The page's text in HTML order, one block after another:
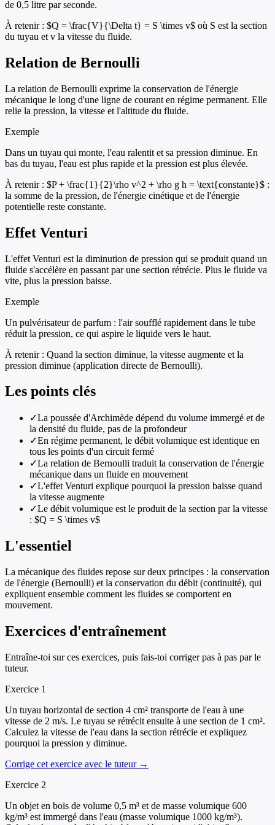
de 0,5 litre par seconde.
À retenir : $Q = \frac{V}{\Delta t} = S \times v$ où S est la section
du tuyau et v la vitesse du fluide.
Relation de Bernoulli
La relation de Bernoulli exprime la conservation de l'énergie
mécanique le long d'une ligne de courant en régime permanent. Elle
relie la pression, la vitesse et l'altitude du fluide.
Exemple
Dans un tuyau qui monte, l'eau ralentit et sa pression diminue. En
bas du tuyau, l'eau est plus rapide et la pression est plus élevée.
À retenir : $P + \frac{1}{2}\rho v^2 + \rho g h = \text{constante}$ :
la somme de la pression, de l'énergie cinétique et de l'énergie
potentielle reste constante.
Effet Venturi
L'effet Venturi est la diminution de pression qui se produit quand un
fluide s'accélère en passant par une section rétrécie. Plus le fluide va
vite, plus la pression baisse.
Exemple
Un pulvérisateur de parfum : l'air soufflé rapidement dans le tube
réduit la pression, ce qui aspire le liquide vers le haut.
À retenir : Quand la section diminue, la vitesse augmente et la
pression diminue (application directe de Bernoulli).
Les points clés
✓La poussée d'Archimède dépend du volume immergé et de
la densité du fluide, pas de la profondeur
✓En régime permanent, le débit volumique est identique en
tous les points d'un circuit fermé
✓La relation de Bernoulli traduit la conservation de l'énergie
mécanique dans un fluide en mouvement
✓L'effet Venturi explique pourquoi la pression baisse quand
la vitesse augmente
✓Le débit volumique est le produit de la section par la vitesse
: $Q = S \times v$
L'essentiel
La mécanique des fluides repose sur deux principes : la conservation
de l'énergie (Bernoulli) et la conservation du débit (continuité), qui
expliquent ensemble comment les fluides se comportent en
mouvement.
Exercices d'entraînement
Entraîne-toi sur ces exercices, puis fais-toi corriger pas à pas par le
tuteur.
Exercice 1
Un tuyau horizontal de section 4 cm² transporte de l'eau à une
vitesse de 2 m/s. Le tuyau se rétrécit ensuite à une section de 1 cm².
Calculez la vitesse de l'eau dans la section rétrécie et expliquez
pourquoi la pression y diminue.
Corrige cet exercice avec le tuteur →
Exercice 2
Un objet en bois de volume 0,5 m³ et de masse volumique 600
kg/m³ est immergé dans l'eau (masse volumique 1000 kg/m³).